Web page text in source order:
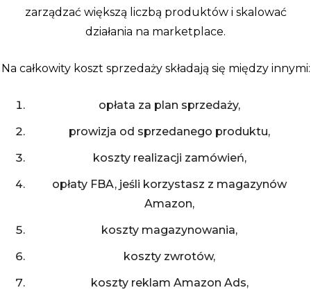
zarządzać większą liczbą produktów i skalować
działania na marketplace.
Na całkowity koszt sprzedaży składają się między innymi:
opłata za plan sprzedaży,
prowizja od sprzedanego produktu,
koszty realizacji zamówień,
opłaty FBA, jeśli korzystasz z magazynów
Amazon,
koszty magazynowania,
koszty zwrotów,
koszty reklam Amazon Ads,